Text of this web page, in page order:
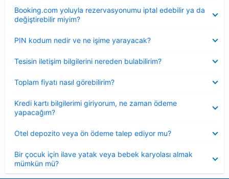
Booking.com yoluyla rezervasyonumu iptal edebilir ya da
değiştirebilir miyim?
PIN kodum nedir ve ne işime yarayacak?
Tesisin iletişim bilgilerini nereden bulabilirim?
Toplam fiyatı nasıl görebilirim?
Kredi kartı bilgilerimi giriyorum, ne zaman ödeme
yapacağım?
Otel depozito veya ön ödeme talep ediyor mu?
Bir çocuk için ilave yatak veya bebek karyolası almak
mümkün mü?